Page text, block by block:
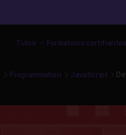
Tutos Formations certifiantes
Programmation JavaScript